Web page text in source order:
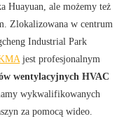
Huayuan, ale możemy też
Zlokalizowana w centrum
Industrial Park
jest profesjonalnym
wentylacyjnych HVAC
wykwalifikowanych
za pomocą wideo.